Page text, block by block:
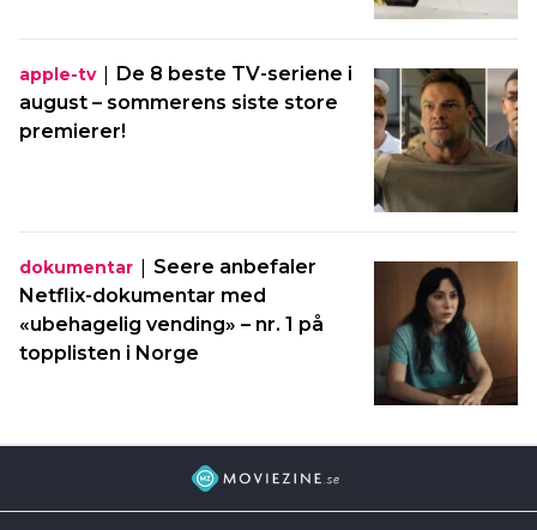
apple-tv| De 8 beste TV-seriene i
august – sommerens siste store
premierer!
dokumentar | Seere anbefaler
Netflix-dokumentar med
«ubehagelig vending» – nr. 1 på
topplisten i Norge